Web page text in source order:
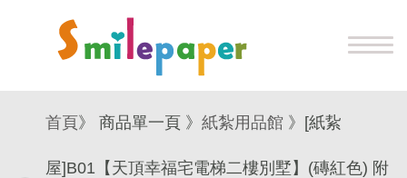
首頁》 商品單一頁 》 紙紮用品館 》[紙紥
屋]B01【天頂幸福宅電梯二樓別墅】(磚紅色) 附